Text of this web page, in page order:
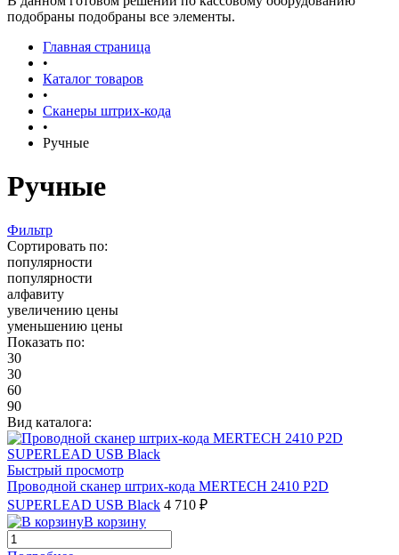
подобраны подобраны все элементы.
Главная страница
•
Каталог товаров
•
Сканеры штрих-кода
•
Ручные
Ручные
Фильтр
Сортировать по:
популярности
популярности
алфавиту
увеличению цены
уменьшению цены
Показать по:
30
30
60
90
Вид каталога:
Быстрый просмотр
Проводной сканер штрих-кода MERTECH 2410 P2D
SUPERLEAD USB Black 4 710 ₽
В корзину